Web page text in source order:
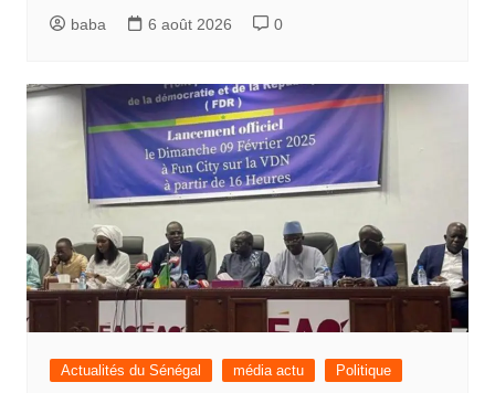
baba 6 août 2026 0
Actualités du Sénégal média actu Politique